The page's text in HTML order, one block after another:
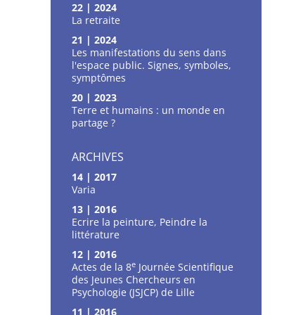
22 | 2024
La retraite
21 | 2024
Les manifestations du sens dans
l'espace public. Signes, symboles,
symptômes
20 | 2023
Terre et humains : un monde en
partage ?
ARCHIVES
14 | 2017
Varia
13 | 2016
Ecrire la peinture, Peindre la
littérature
12 | 2016
Actes de la 8e Journée Scientifique
des Jeunes Chercheurs en
Psychologie (JSJCP) de Lille
11 | 2016